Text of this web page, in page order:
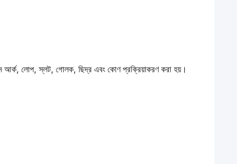
যখন আর্ক, লোপ, স্লট, গোলক, ছিদ্র এবং কোণ প্রক্রিয়াকরণ করা হয়।